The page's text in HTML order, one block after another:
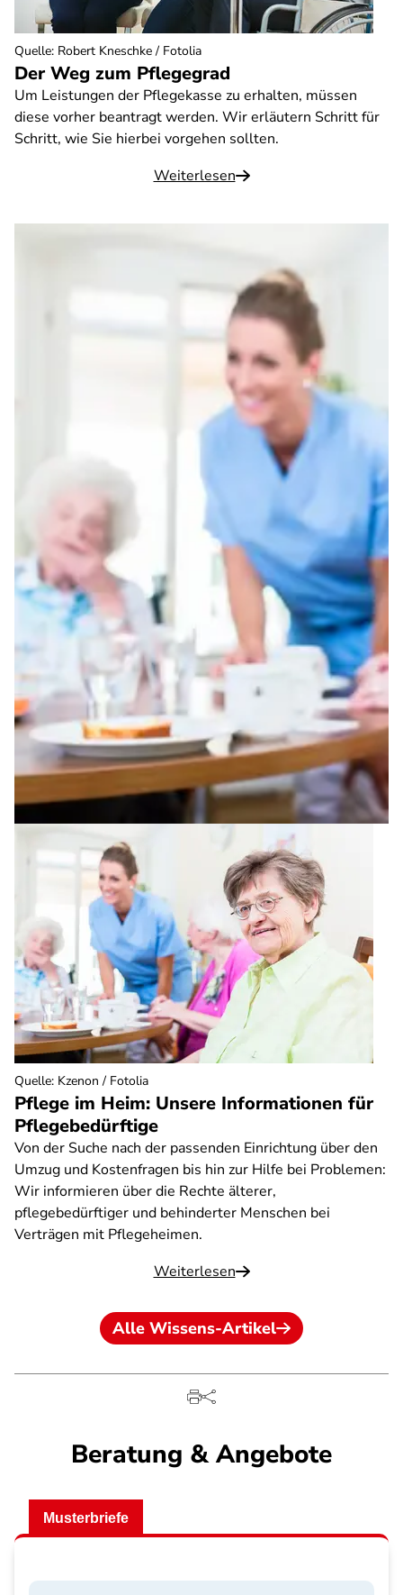
Der Weg zum Pflegegrad
Um Leistungen der Pflegekasse zu erhalten, müssen
diese vorher beantragt werden. Wir erläutern Schritt für
Schritt, wie Sie hierbei vorgehen sollten.
Weiterlesen
Quelle: Robert Kneschke / Fotolia
Pflege im Heim: Unsere Informationen für
Pflegebedürftige
Von der Suche nach der passenden Einrichtung über den
Umzug und Kostenfragen bis hin zur Hilfe bei Problemen:
Wir informieren über die Rechte älterer,
pflegebedürftiger und behinderter Menschen bei
Verträgen mit Pflegeheimen.
Weiterlesen
Quelle: Kzenon / Fotolia
Alle Wissens-Artikel
Beratung & Angebote
Musterbriefe